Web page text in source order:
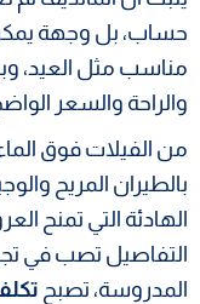
حساب، بل وجهة
مناسب مثل العيد،
والراحة والسعر
من الفيلات فوق
بالطيران المريح
الهادئة التي تمنح
التفاصيل تصب في
المدروسة، تصبح